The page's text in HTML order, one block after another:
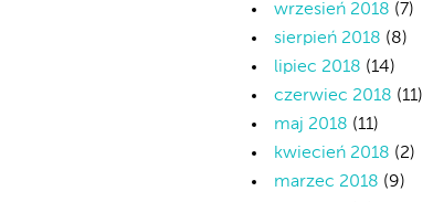
wrzesień 2018 (7)
sierpień 2018 (8)
lipiec 2018 (14)
czerwiec 2018 (11)
maj 2018 (11)
kwiecień 2018 (2)
marzec 2018 (9)